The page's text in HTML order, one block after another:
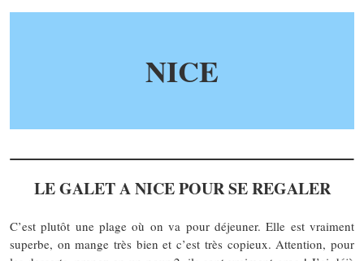
NICE
LE GALET A NICE POUR SE REGALER
C’est plutôt une plage où on va pour déjeuner. Elle est vraiment
superbe, on mange très bien et c’est très copieux. Attention, pour